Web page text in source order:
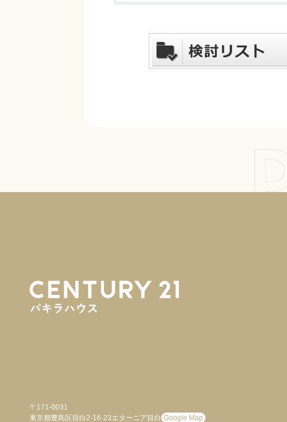
〒171-0031
東京都豊島区目白2-16-23エターニア目白 Google Map